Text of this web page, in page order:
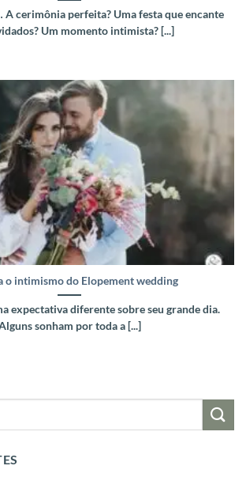
A cerimônia perfeita? Uma festa que encante
Um momento intimista? [...]
o intimismo do Elopement wedding
expectativa diferente sobre seu grande dia.
sonham por toda a [...]